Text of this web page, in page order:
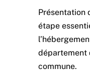
Présentation
étape
département
commune.